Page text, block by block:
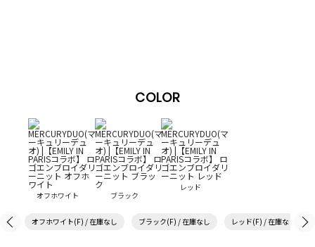
COLOR
オフホワイト ブラック
レッド
オフホワイト(F) / 在庫なし ブラック(F) / 在庫なし レッド(F) / 在庫なし